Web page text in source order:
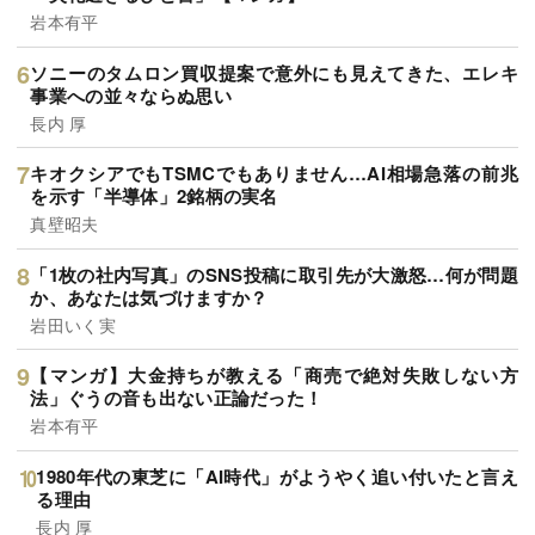
岩本有平
ソニーのタムロン買収提案で意外にも見えてきた、エレキ
事業への並々ならぬ思い
長内 厚
キオクシアでもTSMCでもありません…AI相場急落の前兆
を示す「半導体」2銘柄の実名
真壁昭夫
「1枚の社内写真」のSNS投稿に取引先が大激怒…何が問題
か、あなたは気づけますか？
岩田いく実
【マンガ】大金持ちが教える「商売で絶対失敗しない方
法」ぐうの音も出ない正論だった！
岩本有平
1980年代の東芝に「AI時代」がようやく追い付いたと言え
る理由
長内 厚